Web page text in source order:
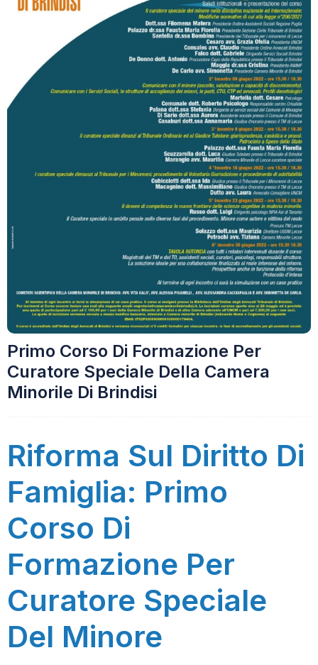
Primo Corso Di Formazione Per
Curatore Speciale Della Camera
Minorile Di Brindisi
Riforma Sul Diritto Di
Famiglia: Primo
Corso Di
Formazione Per
Curatore Speciale
Del Minore